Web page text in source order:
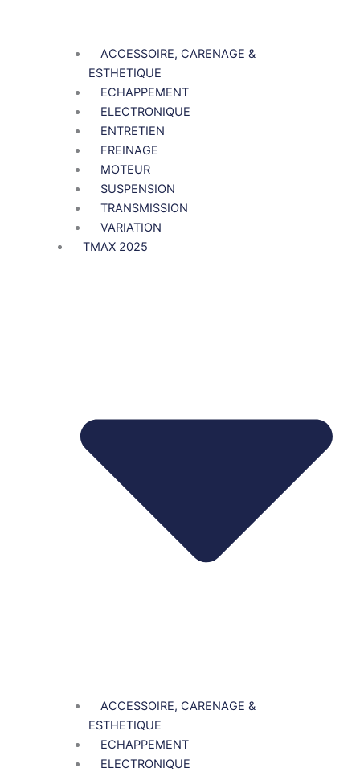
ACCESSOIRE, CARENAGE &
ESTHETIQUE
ECHAPPEMENT
ELECTRONIQUE
ENTRETIEN
FREINAGE
MOTEUR
SUSPENSION
TRANSMISSION
VARIATION
TMAX 2025
ACCESSOIRE, CARENAGE &
ESTHETIQUE
ECHAPPEMENT
ELECTRONIQUE